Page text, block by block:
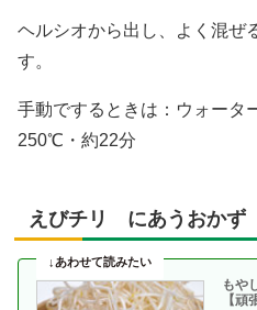
ヘルシオから出し、よく混ぜ
す。
手動でするときは：ウォータ
250℃・約22分
えびチリ にあうおかず
もや
【頑